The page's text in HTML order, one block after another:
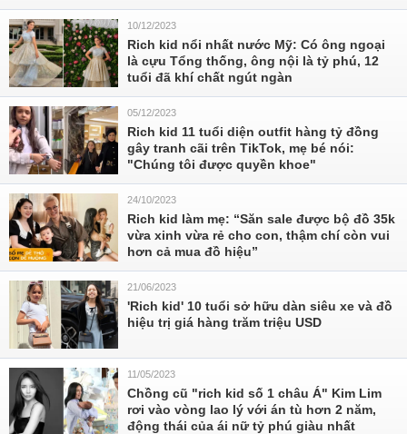
10/12/2023
Rich kid nổi nhất nước Mỹ: Có ông ngoại
là cựu Tổng thống, ông nội là tỷ phú, 12
tuổi đã khí chất ngút ngàn
05/12/2023
Rich kid 11 tuổi diện outfit hàng tỷ đồng
gây tranh cãi trên TikTok, mẹ bé nói:
"Chúng tôi được quyền khoe"
24/10/2023
Rich kid làm mẹ: “Săn sale được bộ đồ 35k
vừa xinh vừa rẻ cho con, thậm chí còn vui
hơn cả mua đồ hiệu”
21/06/2023
'Rich kid' 10 tuổi sở hữu dàn siêu xe và đồ
hiệu trị giá hàng trăm triệu USD
11/05/2023
Chồng cũ "rich kid số 1 châu Á" Kim Lim
rơi vào vòng lao lý với án tù hơn 2 năm,
động thái của ái nữ tỷ phú giàu nhất